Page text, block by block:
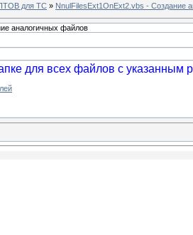
для TC » NnulFilesExt1OnExt2.vbs - Создание
аналогичных файлов
для всех файлов с